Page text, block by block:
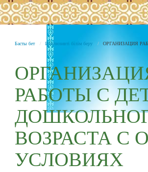
Басты бет Инклюзивті білім беру ОРГАНИЗАЦИЯ
РАБОТЫ С
ВОЗРАСТА С
УСЛОВИЯХ